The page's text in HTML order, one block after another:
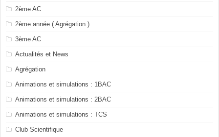
2ème AC
2ème année ( Agrégation )
3ème AC
Actualités et News
Agrégation
Animations et simulations : 1BAC
Animations et simulations : 2BAC
Animations et simulations : TCS
Club Scientifique